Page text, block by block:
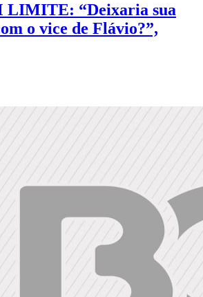
LIMITE: “Deixaria sua
o vice de Flávio?”,